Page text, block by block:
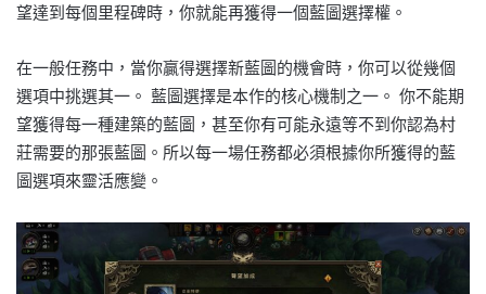
望達到每個里程碑時，你就能再獲得一個藍圖選擇權。
在一般任務中，當你贏得選擇新藍圖的機會時，你可以從幾個
選項中挑選其一。 藍圖選擇是本作的核心機制之一。 你不能期
望獲得每一種建築的藍圖，甚至你有可能永遠等不到你認為村
莊需要的那張藍圖。所以每一場任務都必須根據你所獲得的藍
圖選項來靈活應變。